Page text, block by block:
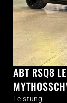
ABT RSQ8
Leistung: